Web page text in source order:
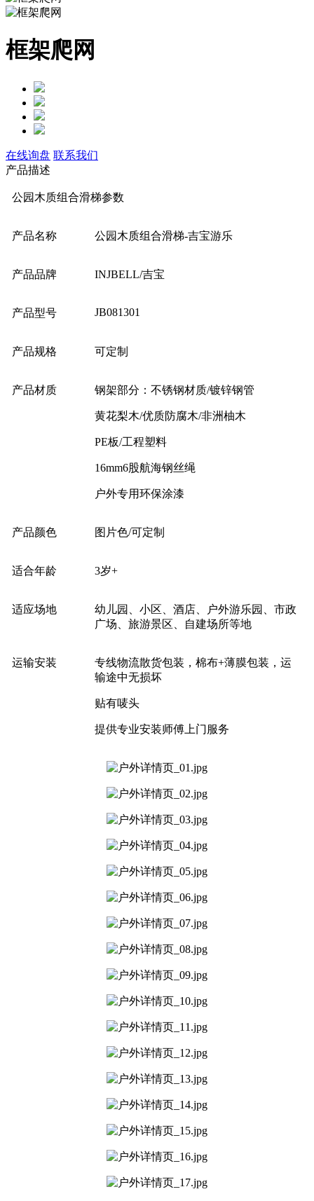
框架爬网
在线询盘 联系我们
产品描述
公园木质组合滑梯参数
产品名称 公园木质组合滑梯-吉宝游乐
产品品牌 INJBELL/吉宝
产品型号 JB081301
产品规格 可定制
产品材质 钢架部分：不锈钢材质/镀锌钢管
黄花梨木/优质防腐木/非洲柚木
PE板/工程塑料
16mm6股航海钢丝绳
户外专用环保涂漆
产品颜色 图片色/可定制
适合年龄 3岁+
适应场地
幼儿园、小区、酒店、户外游乐园、市政
广场、旅游景区、自建场所等地
运输安装
专线物流散货包装，棉布+薄膜包装，运
输途中无损坏
贴有唛头
提供专业安装师傅上门服务